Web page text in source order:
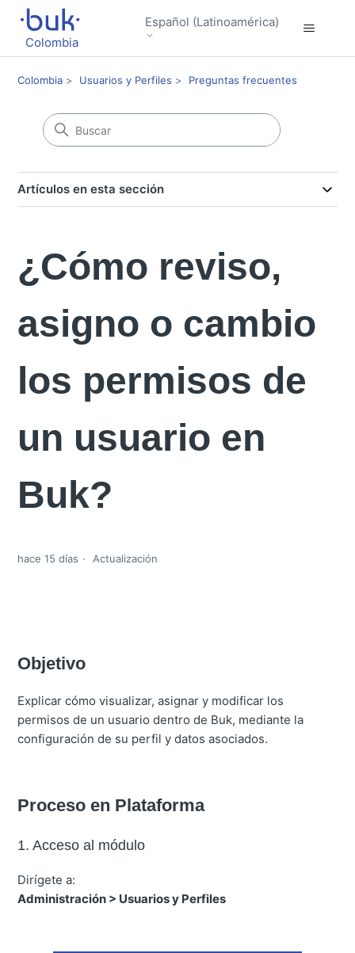
Colombia
Español (Latinoamérica)
Colombia Usuarios y Perfiles Preguntas frecuentes
Artículos en esta sección
¿Cómo reviso,
asigno o cambio
los permisos de
un usuario en
Buk?
hace 15 días Actualización
Objetivo
Explicar cómo visualizar, asignar y modificar los
permisos de un usuario dentro de Buk, mediante la
configuración de su perfil y datos asociados.
Proceso en Plataforma
1. Acceso al módulo
Dirígete a:
Administración > Usuarios y Perfiles